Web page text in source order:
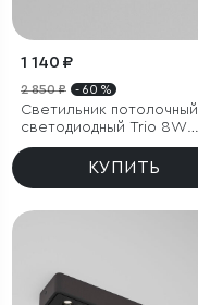
1 140 ₽
2 850 ₽ - 60 %
Светильник потолочный
светодиодный Trio 8W
3000K белый
КУПИТЬ